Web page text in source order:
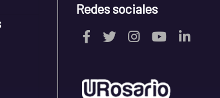
Redes sociales